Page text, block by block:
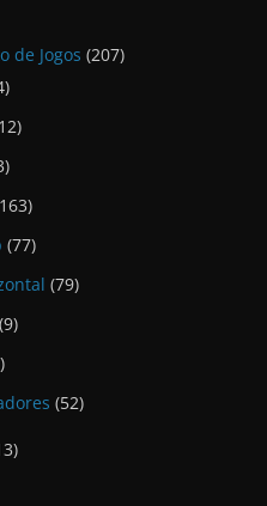
de Jogos (207)
(77)
(79)
(9)
(52)